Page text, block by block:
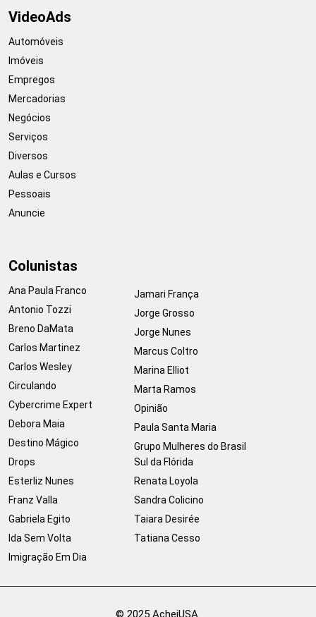
VideoAds
Automóveis
Imóveis
Empregos
Mercadorias
Negócios
Serviços
Diversos
Aulas e Cursos
Pessoais
Anuncie
Colunistas
Ana Paula Franco
Antonio Tozzi
Breno DaMata
Carlos Martinez
Carlos Wesley
Circulando
Cybercrime Expert
Debora Maia
Destino Mágico
Drops
Esterliz Nunes
Franz Valla
Gabriela Egito
Ida Sem Volta
Imigração Em Dia
Jamari França
Jorge Grosso
Jorge Nunes
Marcus Coltro
Marina Elliot
Marta Ramos
Opinião
Paula Santa Maria
Grupo Mulheres do Brasil
Sul da Flórida
Renata Loyola
Sandra Colicino
Taiara Desirée
Tatiana Cesso
© 2025 AcheiUSA.